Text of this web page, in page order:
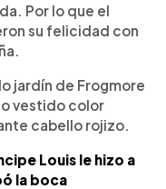
Por lo que el
su felicidad con
jardín de Frogmore
vestido color
cabello rojizo.
Louis le hizo a
la boca